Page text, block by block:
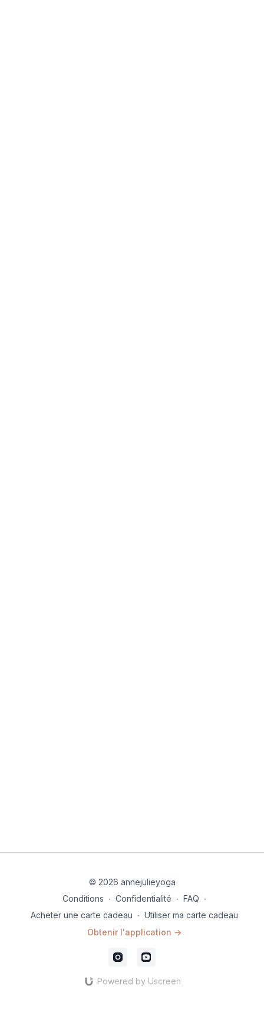
© 2026 annejulieyoga
Conditions ∙ Confidentialité ∙ FAQ ∙
Acheter une carte cadeau ∙ Utiliser ma carte cadeau
Obtenir l'application ->
Powered by Uscreen